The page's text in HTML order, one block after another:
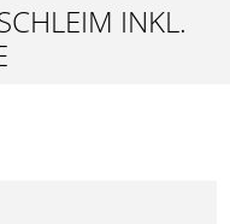
INKL.